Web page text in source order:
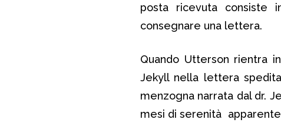
posta ricevuta
consegnare una lettera.
Quando Utterson rientra
Jekyll nella lettera spedita
menzogna narrata dal dr.
mesi di serenità